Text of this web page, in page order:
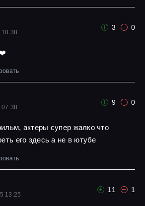
3 0
9 0
актеры супер жалко что
его здесь а не в ютубе
13:25
11 1